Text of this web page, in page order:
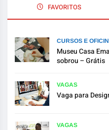
FAVORITOS
CURSOS E
Museu Casa
sobrou – Grátis
VAGAS
Vaga para
VAGAS